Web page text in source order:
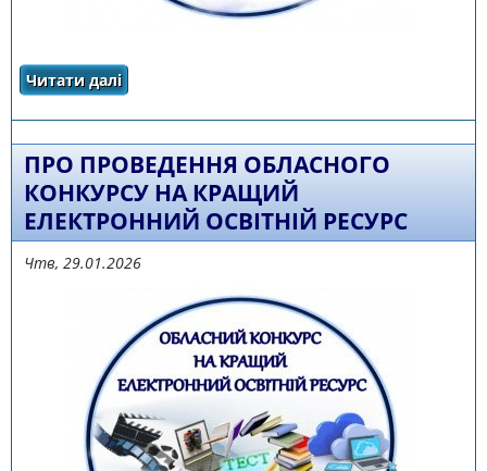
Читати далі
ПРО ПРОВЕДЕННЯ ОБЛАСНОГО
КОНКУРСУ НА КРАЩИЙ
ЕЛЕКТРОННИЙ ОСВІТНІЙ РЕСУРС
Чтв, 29.01.2026